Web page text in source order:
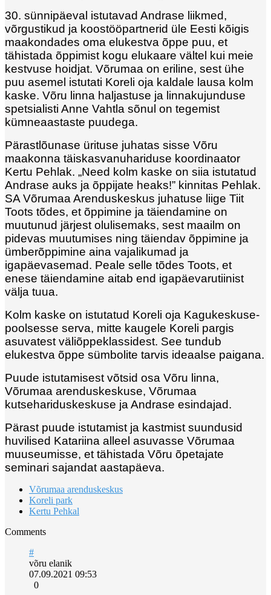
30. sünnipäeval istutavad Andrase liikmed,
võrgustikud ja koostööpartnerid üle Eesti kõigis
maakondades oma elukestva õppe puu, et
tähistada õppimist kogu elukaare vältel kui meie
kestvuse hoidjat. Võrumaa on eriline, sest ühe
puu asemel istutati Koreli oja kaldale lausa kolm
kaske. Võru linna haljastuse ja linnakujunduse
spetsialisti Anne Vahtla sõnul on tegemist
kümneaastaste puudega.
Pärastlõunase ürituse juhatas sisse Võru
maakonna täiskasvanuhariduse koordinaator
Kertu Pehlak. „Need kolm kaske on siia istutatud
Andrase auks ja õppijate heaks!” kinnitas Pehlak.
SA Võrumaa Arenduskeskus juhatuse liige Tiit
Toots tõdes, et õppimine ja täiendamine on
muutunud järjest olulisemaks, sest maailm on
pidevas muutumises ning täiendav õppimine ja
ümberõppimine aina vajalikumad ja
igapäevasemad. Peale selle tõdes Toots, et
enese täiendamine aitab end igapäevarutiinist
välja tuua.
Kolm kaske on istutatud Koreli oja Kagukeskuse-
poolsesse serva, mitte kaugele Koreli pargis
asuvatest väliõppeklassidest. See tundub
elukestva õppe sümbolite tarvis ideaalse paigana.
Puude istutamisest võtsid osa Võru linna,
Võrumaa arenduskeskuse, Võrumaa
kutsehariduskeskuse ja Andrase esindajad.
Pärast puude istutamist ja kastmist suundusid
huvilised Katariina alleel asuvasse Võrumaa
muuseumisse, et tähistada Võru õpetajate
seminari sajandat aastapäeva.
Võrumaa arenduskeskus
Koreli park
Kertu Pehkal
Comments
#
võru elanik
07.09.2021 09:53
0